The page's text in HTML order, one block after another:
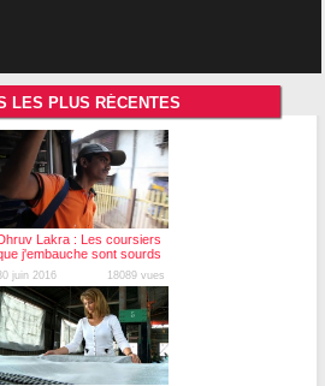
LES PLUS RÉCENTES
Lakra : Les coursiers
j'embauche sont sourds
muets
juin 2016 18089 vues